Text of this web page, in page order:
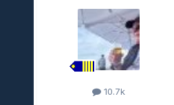
10.7k